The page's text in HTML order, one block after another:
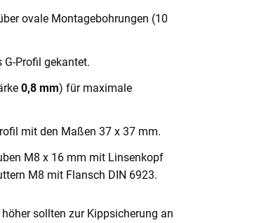
ovale Montagebohrungen (10
G-Profil gekantet.
0,8 mm) für maximale
mit den Maßen 37 x 37 mm.
M8 x 16 mm mit Linsenkopf
M8 mit Flansch DIN 6923.
sollten zur Kippsicherung an